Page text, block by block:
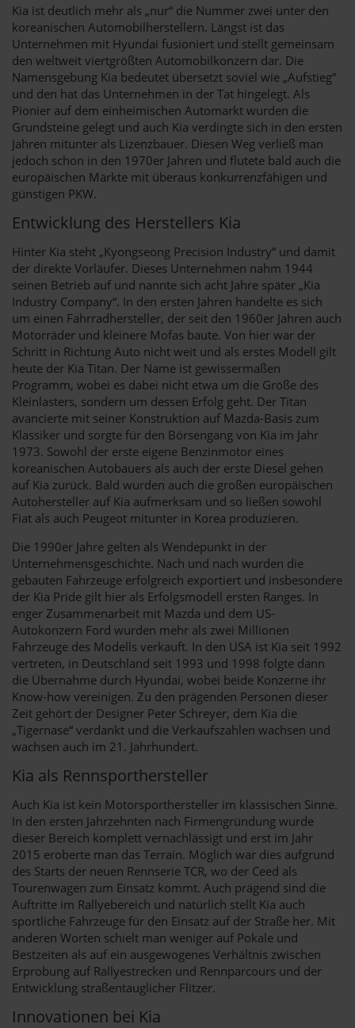
Kia ist deutlich mehr als „nur“ die Nummer zwei unter den
koreanischen Automobilherstellern. Längst ist das
Unternehmen mit Hyundai fusioniert und stellt gemeinsam
den weltweit viertgrößten Automobilkonzern dar. Die
Namensgebung Kia bedeutet übersetzt soviel wie „Aufstieg“
und den hat das Unternehmen in der Tat hingelegt. Als
Pionier auf dem einheimischen Automarkt wurden die
Grundsteine gelegt und auch Kia verdingte sich in den ersten
Jahren mitunter als Lizenzbauer. Diesen Weg verließ man
jedoch schon in den 1970er Jahren und flutete bald auch die
europäischen Märkte mit überaus konkurrenzfähigen und
günstigen PKW.
Entwicklung des Herstellers Kia
Hinter Kia steht „Kyongseong Precision Industry“ und damit
der direkte Vorläufer. Dieses Unternehmen nahm 1944
seinen Betrieb auf und nannte sich acht Jahre später „Kia
Industry Company“. In den ersten Jahren handelte es sich
um einen Fahrradhersteller, der seit den 1960er Jahren auch
Motorräder und kleinere Mofas baute. Von hier war der
Schritt in Richtung Auto nicht weit und als erstes Modell gilt
heute der Kia Titan. Der Name ist gewissermaßen
Programm, wobei es dabei nicht etwa um die Größe des
Kleinlasters, sondern um dessen Erfolg geht. Der Titan
avancierte mit seiner Konstruktion auf Mazda-Basis zum
Klassiker und sorgte für den Börsengang von Kia im Jahr
1973. Sowohl der erste eigene Benzinmotor eines
koreanischen Autobauers als auch der erste Diesel gehen
auf Kia zurück. Bald wurden auch die großen europäischen
Autohersteller auf Kia aufmerksam und so ließen sowohl
Fiat als auch Peugeot mitunter in Korea produzieren.
Die 1990er Jahre gelten als Wendepunkt in der
Unternehmensgeschichte. Nach und nach wurden die
gebauten Fahrzeuge erfolgreich exportiert und insbesondere
der Kia Pride gilt hier als Erfolgsmodell ersten Ranges. In
enger Zusammenarbeit mit Mazda und dem US-
Autokonzern Ford wurden mehr als zwei Millionen
Fahrzeuge des Modells verkauft. In den USA ist Kia seit 1992
vertreten, in Deutschland seit 1993 und 1998 folgte dann
die Übernahme durch Hyundai, wobei beide Konzerne ihr
Know-how vereinigen. Zu den prägenden Personen dieser
Zeit gehört der Designer Peter Schreyer, dem Kia die
„Tigernase“ verdankt und die Verkaufszahlen wachsen und
wachsen auch im 21. Jahrhundert.
Kia als Rennsporthersteller
Auch Kia ist kein Motorsporthersteller im klassischen Sinne.
In den ersten Jahrzehnten nach Firmengründung wurde
dieser Bereich komplett vernachlässigt und erst im Jahr
2015 eroberte man das Terrain. Möglich war dies aufgrund
des Starts der neuen Rennserie TCR, wo der Ceed als
Tourenwagen zum Einsatz kommt. Auch prägend sind die
Auftritte im Rallyebereich und natürlich stellt Kia auch
sportliche Fahrzeuge für den Einsatz auf der Straße her. Mit
anderen Worten schielt man weniger auf Pokale und
Bestzeiten als auf ein ausgewogenes Verhältnis zwischen
Erprobung auf Rallyestrecken und Rennparcours und der
Entwicklung straßentauglicher Flitzer.
Innovationen bei Kia